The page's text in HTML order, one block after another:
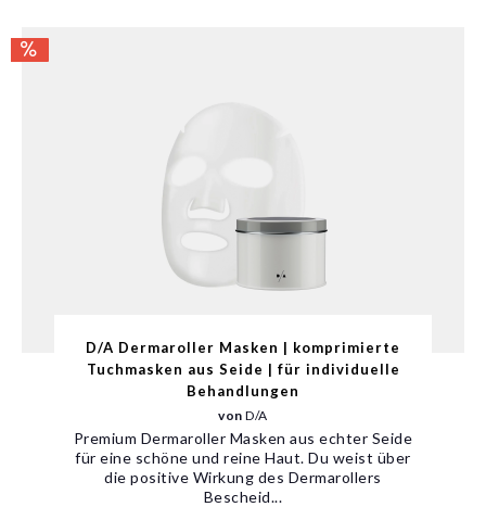
D/A Dermaroller Masken | komprimierte
Tuchmasken aus Seide | für individuelle
Behandlungen
vonD/A
Premium Dermaroller Masken aus echter Seide
für eine schöne und reine Haut. Du weist über
die positive Wirkung des Dermarollers
Bescheid...